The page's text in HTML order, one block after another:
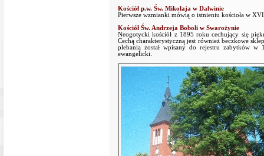
Kościół p.w. Św. Mikołaja w Dalwinie
Pierwsze wzmianki mówią o istnieniu kościoła w
Kościół Św. Andrzeja Boboli w Swarożynie
Neogotycki kościół z 1895 roku cechujący się
Cechą charakterystyczną jest również beczkowe
plebanią został wpisany do rejestru zabytków w
ewangelicki.